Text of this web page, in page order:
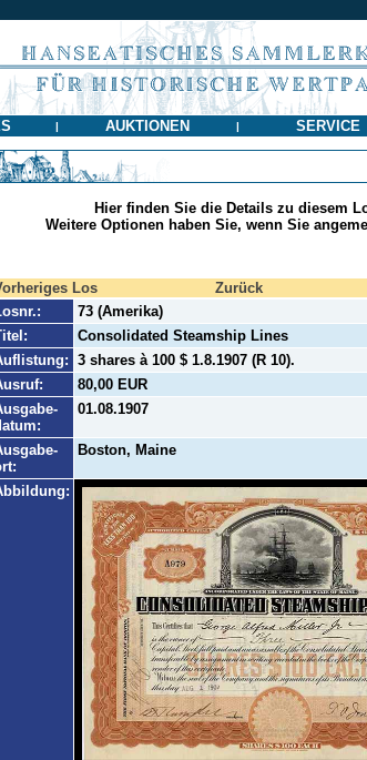
| AUKTIONEN | SERVICE
Hier finden Sie die Details zu diesem
Weitere Optionen haben Sie, wenn Sie
Los Zurück
73 (Amerika)
Consolidated Steamship Lines
3 shares à 100 $ 1.8.1907 (R 10).
80,00 EUR
01.08.1907
Boston, Maine